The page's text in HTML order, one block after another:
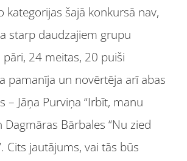
kategorijas šajā konkursā nav,
starp daudzajiem grupu
24 meitas, 20 puiši
pamanīja un novērtēja arī abas
– Jāņa Purviņa “Irbīt, manu
Dagmāras Bārbales “Nu zied
Cits jautājums, vai tās būs